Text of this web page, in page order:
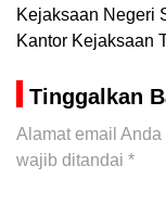
Kejaksaan Negeri
Kantor Kejaksaan
Tinggalkan
Alamat email
wajib ditandai *